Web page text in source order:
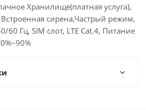
Хранилище(платная услуга),
Встроенная сирена,Частрый режим,
60 Гц, SIM слот, LTE Cat.4, Питание
10%~90%